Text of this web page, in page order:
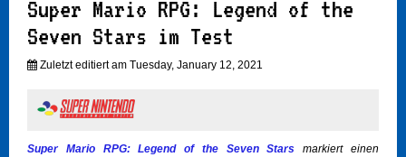
Super Mario RPG: Legend of the
Seven Stars im Test
Zuletzt editiert am Tuesday, January 12, 2021
Super Mario RPG: Legend of the Seven Stars markiert einen